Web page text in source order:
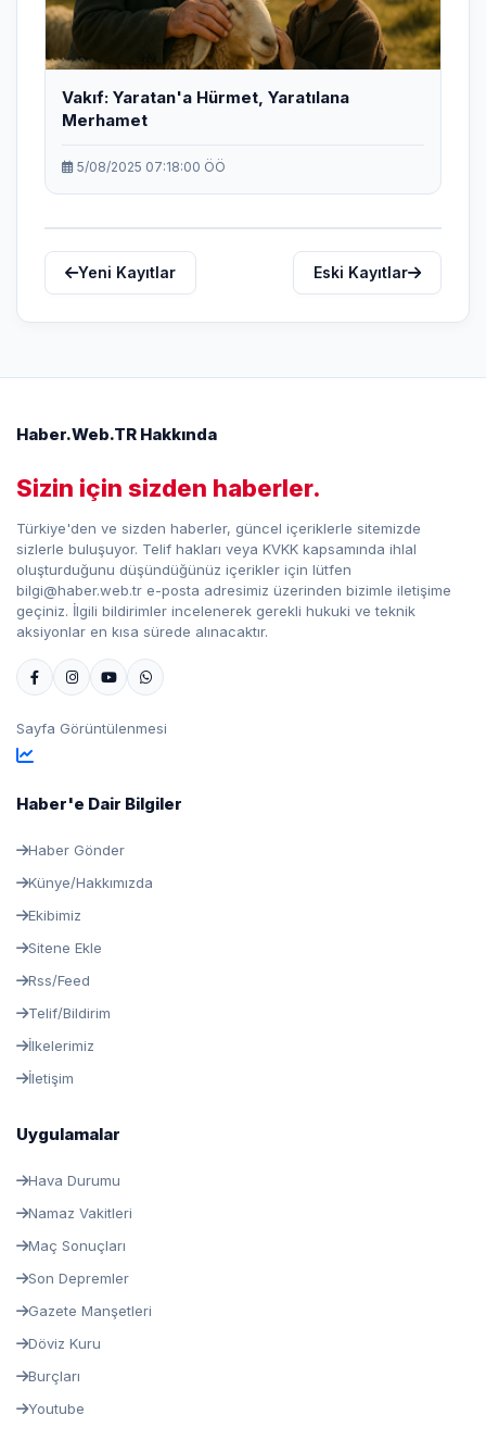
Vakıf: Yaratan'a Hürmet, Yaratılana
Merhamet
5/08/2025 07:18:00 ÖÖ
Yeni Kayıtlar Eski Kayıtlar
Haber.Web.TR Hakkında
Sizin için sizden haberler.
Türkiye'den ve sizden haberler, güncel içeriklerle sitemizde
sizlerle buluşuyor. Telif hakları veya KVKK kapsamında ihlal
oluşturduğunu düşündüğünüz içerikler için lütfen
bilgi@haber.web.tr e-posta adresimiz üzerinden bizimle iletişime
geçiniz. İlgili bildirimler incelenerek gerekli hukuki ve teknik
aksiyonlar en kısa sürede alınacaktır.
Sayfa Görüntülenmesi
Haber'e Dair Bilgiler
Haber Gönder
Künye/Hakkımızda
Ekibimiz
Sitene Ekle
Rss/Feed
Telif/Bildirim
İlkelerimiz
İletişim
Uygulamalar
Hava Durumu
Namaz Vakitleri
Maç Sonuçları
Son Depremler
Gazete Manşetleri
Döviz Kuru
Burçları
Youtube